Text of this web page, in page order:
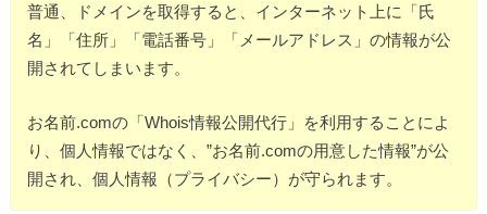
普通、ドメインを取得すると、インターネット上に「氏
名」「住所」「電話番号」「メールアドレス」の情報が公
開されてしまいます。
お名前.comの「Whois情報公開代行」を利用することによ
り、個人情報ではなく、”お名前.comの用意した情報”が公
開され、個人情報（プライバシー）が守られます。